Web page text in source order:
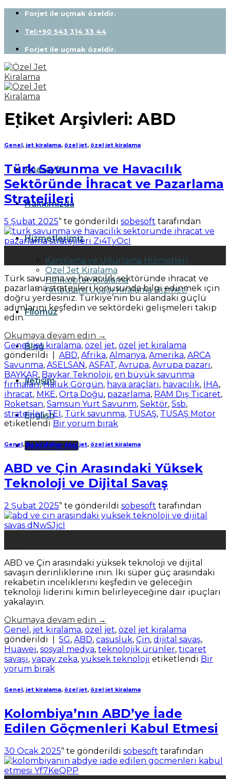
Skip
content
Forjet ile uçmak özeldir.
Tel:+90 543 314 33 44
Forjet ile uçmak özeldir.
Anasayfa
Hakkımızda
Hizmetlerimiz
Karşılama ve Uğurlama Hizmetleri
Özel Jet Kiralama
Helikopter Kiralama
Ambulans Uçağı Kiralama Hizmeti
Filomuz
Blog
İletişim
English
Teklif Formu
Etiket Arşivleri: ABD
Genel , jet kiralama, özel jet, özel jet kiralama
Türk Savunma ve Havacılık
Sektöründe İhracat ve Pazarlama
Stratejileri
5 Şubat 2025’' te gönderildi sobesoft tarafından
Türk savunma ve havacılık sektöründe ihracat ve
pazarlama stratejileri konusunda bilgi edinmek için
doğru yerdesiniz. Türkiye’nin bu alandaki güçlü
adımlarını keşfedin ve sektördeki gelişmeleri takip
edin.
Okumaya devam edin →
Genel,jet kiralama, özel jet, özel jet kiralama
gönderildi
ABD, Afrika, Almanya, Amerika, ARCA
Savunma, ASELSAN , ASFAT, Avrupa, Avrupa pazarı,
BAYKAR, Baykar Teknoloji, en büyük savunma
firmaları,Haluk Görgün, hava araçları, havacılık, İHA,
ihracat, MKE, Orta Doğu, pazarlama, RAM Dış Ticaret,
Roketsan, Samsun Yurt Savunm, Sektör, Ssb,
stratejiler,TEI , Türk savunma, TUSAŞ, TUSAŞ Motor
etiketlendi Bir yorum bırak
Genel ,jet kiralama,özel jet, özel jet kiralama
ABD ve Çin Arasındaki Yüksek
Teknoloji ve Dijital Savaş
2 Şubat 2025’' te gönderildi sobesoft tarafından
ABD ve Çin arasındaki yüksek teknoloji ve dijital
savaşın derinliklerine inin. İki süper güç arasındaki
rekabetin inceliklerini keşfedin ve geleceğin
teknoloji liderini kimin belirleyeceğine dair ipuçları
yakalayın.
Okumaya devam edin →
Genel , jet kiralama, özel jet, özel jet kiralama
gönderildi
5G, ABD, casusluk, Çin, dijital savaş,
Huawei, sosyal medya, teknolojik ürünler, ticaret
savaşı, yapay zeka, yüksek teknoloji etiketlendi Bir
yorum bırak
Genel , jet kiralama, özel jet, özel jet kiralama
Kolombiya’nın ABD’ye İade
Edilen Göçmenleri Kabul Etmesi
30 Ocak 2025’' te gönderildi sobesoft tarafından